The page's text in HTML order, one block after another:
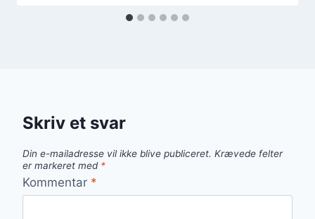
Skriv et svar
Din e-mailadresse vil ikke blive publiceret. Krævede felter
er markeret med *
Kommentar *